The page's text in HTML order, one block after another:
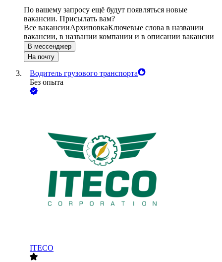
По вашему запросу ещё будут появляться новые
вакансии. Присылать вам?
Все вакансииАрхиповкаКлючевые слова в названии
вакансии, в названии компании и в описании вакансии
В мессенджер
На почту
Водитель грузового транспорта
Без опыта
ITECO